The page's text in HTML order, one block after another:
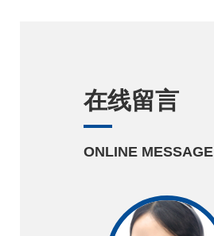
在线留言
ONLINE MESSAGE